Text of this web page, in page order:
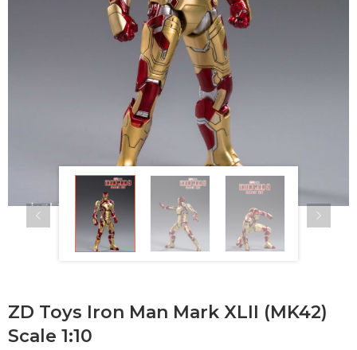
ZD Toys Iron Man Mark XLII (MK42)
Scale 1:10